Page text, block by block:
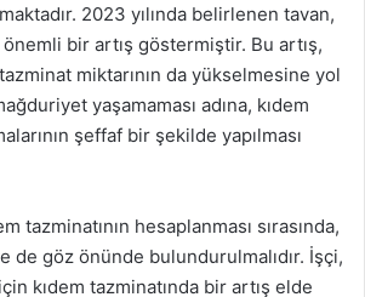
2023 yılında belirlenen tavan,
bir artış göstermiştir. Bu artış,
miktarının da yükselmesine yol
yaşamaması adına, kıdem
şeffaf bir şekilde yapılması
tazminatının hesaplanması sırasında,
de göz önünde bulundurulmalıdır. İşçi,
kıdem tazminatında bir artış elde